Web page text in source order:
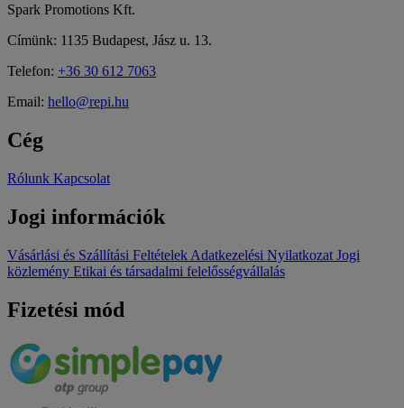
Spark Promotions Kft.
Címünk: 1135 Budapest, Jász u. 13.
Telefon: +36 30 612 7063
Email: hello@repi.hu
Cég
Rólunk Kapcsolat
Jogi információk
Vásárlási és Szállítási Feltételek Adatkezelési Nyilatkozat Jogi
közlemény Etikai és társadalmi felelősségvállalás
Fizetési mód